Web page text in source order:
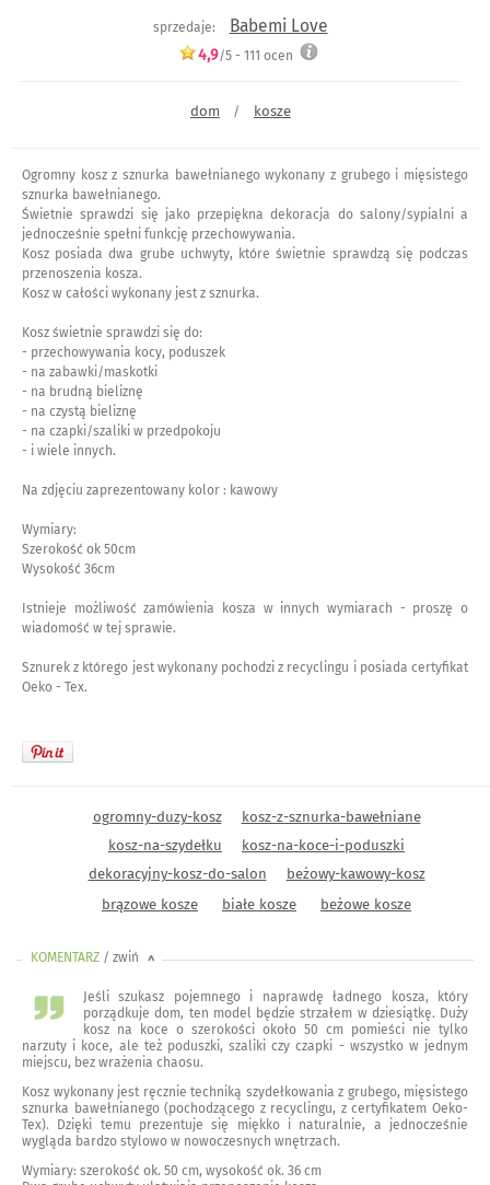
sprzedaje: Babemi Love
4,9/5 - 111 ocen
dom / kosze
Ogromny kosz z sznurka bawełnianego wykonany z grubego i mięsistego
sznurka bawełnianego.
Świetnie sprawdzi się jako przepiękna dekoracja do salony/sypialni a
jednocześnie spełni funkcję przechowywania.
Kosz posiada dwa grube uchwyty, które świetnie sprawdzą się podczas
przenoszenia kosza.
Kosz w całości wykonany jest z sznurka.
Kosz świetnie sprawdzi się do:
- przechowywania kocy, poduszek
- na zabawki/maskotki
- na brudną bieliznę
- na czystą bieliznę
- na czapki/szaliki w przedpokoju
- i wiele innych.
Na zdjęciu zaprezentowany kolor : kawowy
Wymiary:
Szerokość ok 50cm
Wysokość 36cm
Istnieje możliwość zamówienia kosza w innych wymiarach - proszę o
wiadomość w tej sprawie.
Sznurek z którego jest wykonany pochodzi z recyclingu i posiada certyfikat
Oeko - Tex.
ogromny-duzy-kosz
kosz-z-sznurka-bawełniane
kosz-na-szydełku
kosz-na-koce-i-poduszki
dekoracyjny-kosz-do-salon
beżowy-kawowy-kosz
brązowe kosze
białe kosze beżowe kosze
KOMENTARZ / zwiń <
Jeśli szukasz pojemnego i naprawdę ładnego kosza, który
porządkuje dom, ten model będzie strzałem w dziesiątkę. Duży
kosz na koce o szerokości około 50 cm pomieści nie tylko
narzuty i koce, ale też poduszki, szaliki czy czapki - wszystko w jednym
miejscu, bez wrażenia chaosu.
Kosz wykonany jest ręcznie techniką szydełkowania z grubego, mięsistego
sznurka bawełnianego (pochodzącego z recyclingu, z certyfikatem Oeko-
Tex). Dzięki temu prezentuje się miękko i naturalnie, a jednocześnie
wygląda bardzo stylowo w nowoczesnych wnętrzach.
Wymiary: szerokość ok. 50 cm, wysokość ok. 36 cm